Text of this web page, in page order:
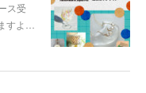
ス受
すよ…